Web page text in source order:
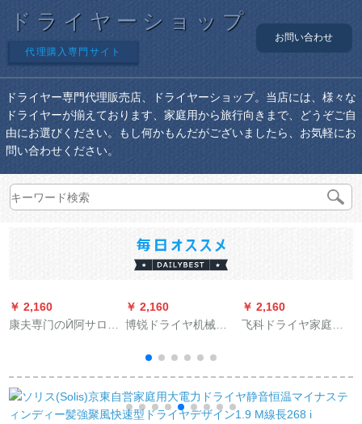
ドライヤーショップ
代理購入専門サイト
お問い合わせ
ドライヤー専門代理販売店、ドライヤーショップ。当店には、様々な
ドライヤーが揃えております、家庭用から旅行向きまで、どうぞご自
由にお選びください。もし何かもんだがございましたら、お気軽にお
問い合わせください。
￥ 2,160
康夫専门のӢ阿サロン
ヤKF-9897紫色
￥ 2,160
博锐ドライヤ机械小
静音ドライヤ旅行冷
熱风折ミニPH 1601
标准配合+电动歯科
￥ 2,160
飞科ドライヤ家庭用
ー携帯帯ミニ旅行寝
室折りたたみたみみ
式小型低放射线コロ